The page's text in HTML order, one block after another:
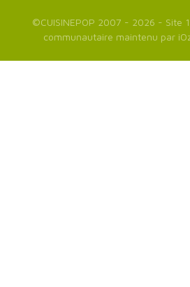
©CUISINEPOP 2007 - 2026 - Site
communautaire maintenu par